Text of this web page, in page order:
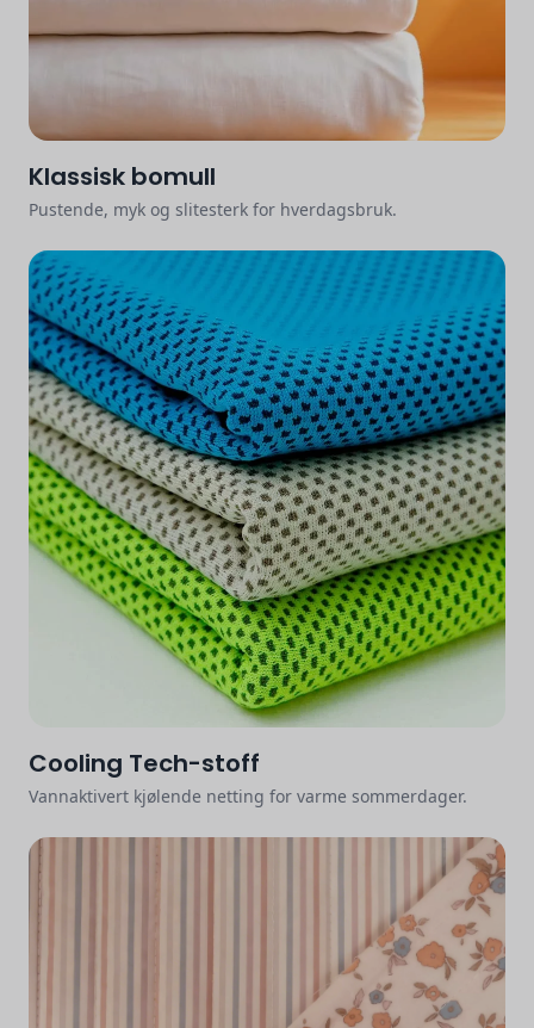
Klassisk bomull
Pustende, myk og slitesterk for hverdagsbruk.
Cooling Tech-stoff
Vannaktivert kjølende netting for varme sommerdager.